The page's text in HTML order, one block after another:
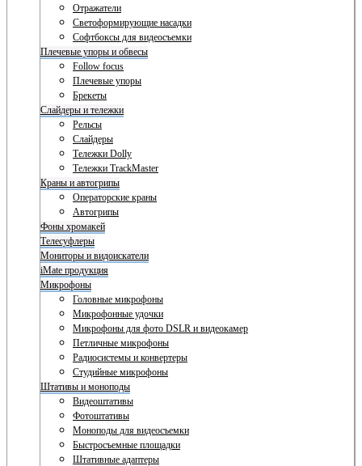
Отражатели
Светоформирующие насадки
Софтбоксы для видеосъемки
Плечевые упоры и обвесы
Follow focus
Плечевые упоры
Брекеты
Слайдеры и тележки
Рельсы
Слайдеры
Тележки Dolly
Тележки TrackMaster
Краны и автогрипы
Операторские краны
Автогрипы
Фоны хромакей
Телесуфлеры
Мониторы и видоискатели
iMate продукция
Микрофоны
Головные микрофоны
Микрофонные удочки
Микрофоны для фото DSLR и видеокамер
Петличные микрофоны
Радиосистемы и конвертеры
Студийные микрофоны
Штативы и моноподы
Видеоштативы
Фотоштативы
Моноподы для видеосъемки
Быстросъемные площадки
Штативные адаптеры